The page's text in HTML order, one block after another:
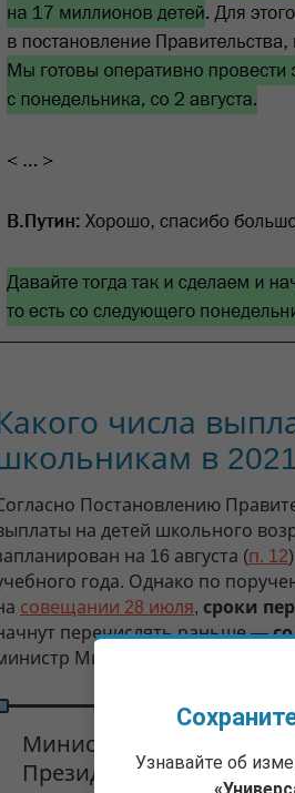
числа
в
Постановлению
на детей школьного
на 16 августа (п. 12
года. Однако по
совещании 28 июля, сроки
перечислять раньше —
Михаил Мишустин
Министр труда и
Президенту, что
Узнавайте об